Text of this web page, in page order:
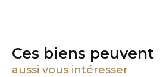
Ces biens peuvent
aussi vous intéresser